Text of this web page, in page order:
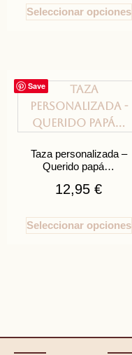
Seleccionar opciones
Save
Taza personalizada –
Querido papá…
12,95€
Seleccionar opciones